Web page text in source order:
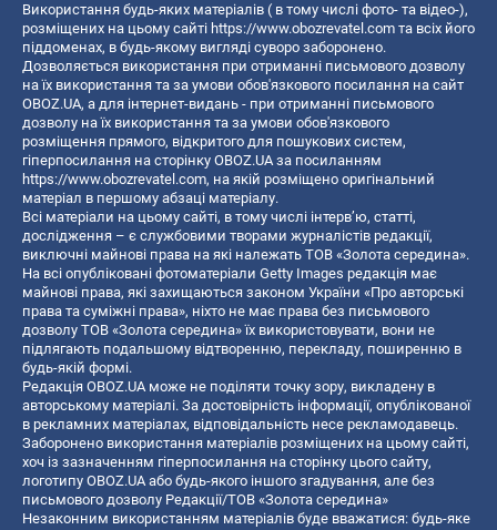
Використання будь-яких матеріалів ( в тому числі фото- та відео-),
розміщених на цьому сайті https://www.obozrevatel.com та всіх його
піддоменах, в будь-якому вигляді суворо заборонено.
Дозволяється використання при отриманні письмового дозволу
на їх використання та за умови обов'язкового посилання на сайт
OBOZ.UA, а для інтернет-видань - при отриманні письмового
дозволу на їх використання та за умови обов'язкового
розміщення прямого, відкритого для пошукових систем,
гіперпосилання на сторінку OBOZ.UA за посиланням
https://www.obozrevatel.com, на якій розміщено оригінальний
матеріал в першому абзаці матеріалу.
Всі матеріали на цьому сайті, в тому числі інтерв’ю, статті,
дослідження – є службовими творами журналістів редакції,
виключні майнові права на які належать ТОВ «Золота середина».
На всі опубліковані фотоматеріали Getty Images редакція має
майнові права, які захищаються законом України «Про авторські
права та суміжні права», ніхто не має права без письмового
дозволу ТОВ «Золота середина» їх використовувати, вони не
підлягають подальшому відтворенню, перекладу, поширенню в
будь-якій формі.
Редакція OBOZ.UA може не поділяти точку зору, викладену в
авторському матеріалі. За достовірність інформації, опублікованої
в рекламних матеріалах, відповідальність несе рекламодавець.
Заборонено використання матеріалів розміщених на цьому сайті,
хоч із зазначенням гіперпосилання на сторінку цього сайту,
логотипу OBOZ.UA або будь-якого іншого згадування, але без
письмового дозволу Редакції/ТОВ «Золота середина»
Незаконним використанням матеріалів буде вважатися: будь-яке